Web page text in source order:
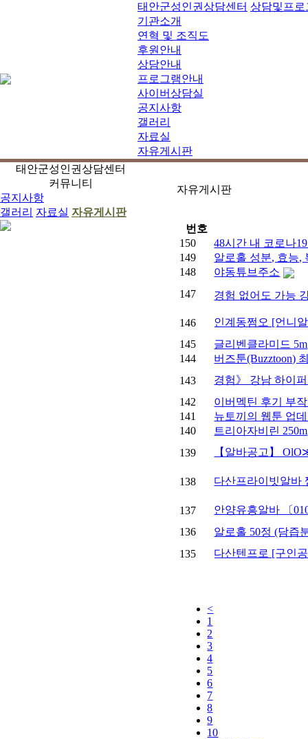
태안군성인권상담센터 상담및프로
기관소개
연혁 및 조직도
후원안내
상담안내
프로그램안내
사이버상담실
공지사항
갤러리
자료실
자유게시판
태안군성인권상담센터
커뮤니티
공지사항
갤러리 자료실 자유게시판
자유게시판
번호
150
48시간 내 코로나
149
알로홀 성분, 효능,
148
야동튜브주소
147
경험 없어도 가능
146
인계동쩜오 [언니
145
글리벤클라미드
144
버즈툰(Buzztoon)
143
경험》 강남 하이
142
이버멕틴 후기 부
141
뉴토끼의 웹툰 업
140
트리아자비린
139
【알바공고】
138 다산프라이빗알바
137
안양유흥알바 〔
136
알로홀 50정 (담즙
135
다산텐프로 [구인
<
1
2
3
4
5
6
7
8
9
10